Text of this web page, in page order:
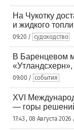
На Чукотку
и жидкого
09:20 / судоходство
В Баренцевом
09:00 / события
XVI
— горы
17:43 , 08 Августа